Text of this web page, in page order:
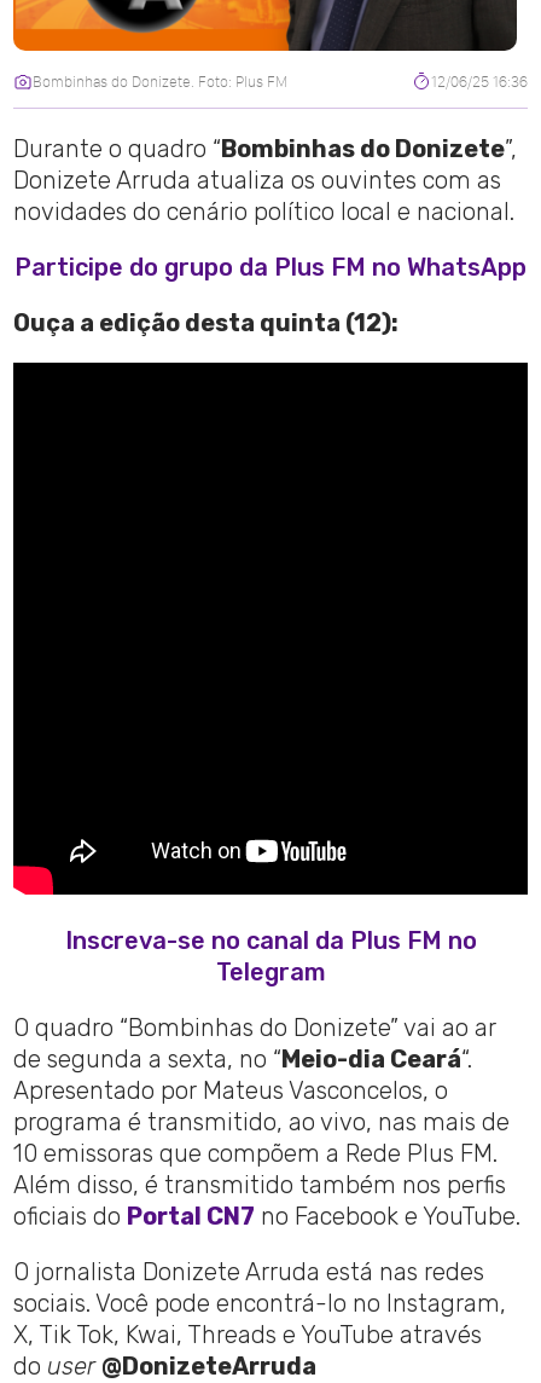
Bombinhas do Donizete. Foto: Plus FM 12/06/25 16:36
Durante o quadro “ Bombinhas do Donizete”,
Donizete Arruda atualiza os ouvintes com as
novidades do cenário político local e nacional.
Participe do grupo da Plus FM no WhatsApp
Ouça a edição desta quinta (12):
Inscreva-se no canal da Plus FM no
Telegram
O quadro “Bombinhas do Donizete” vai ao ar
de segunda a sexta, no “ Meio-dia Ceará“.
Apresentado por Mateus Vasconcelos, o
programa é transmitido, ao vivo, nas mais de
10 emissoras que compõem a Rede Plus FM.
Além disso, é transmitido também nos perfis
oficiais do Portal CN7 no Facebook e YouTube.
O jornalista Donizete Arruda está nas redes
sociais. Você pode encontrá-lo no Instagram,
X, Tik Tok, Kwai, Threads e YouTube através
do user @DonizeteArruda